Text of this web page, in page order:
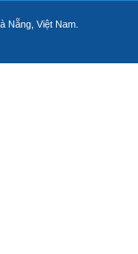
Nẵng, Việt Nam.